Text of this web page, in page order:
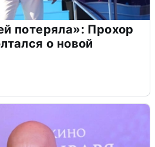
потеряла»: Прохор
о новой